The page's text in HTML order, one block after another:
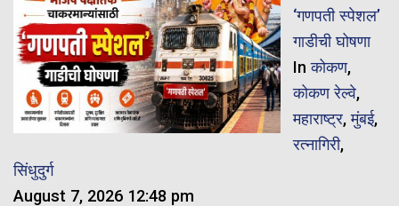
‘गणपती स्पेशल’
गाडीची घोषणा
Inकोकण,
कोकण रेल्वे,
महाराष्ट्र,मुंबई,
रत्नागिरी,
सिंधुदुर्ग
August 7, 2026 12:48 pm